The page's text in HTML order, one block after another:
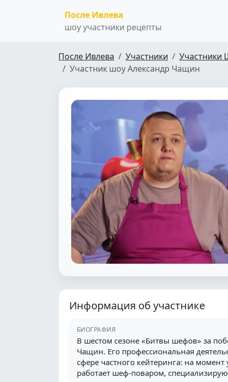
После Ивлева
шоу участники рецепты
После Ивлева Участники Участники
Участник шоу Александр Чащин
Информация об участнике
БИОГРАФИЯ
В шестом сезоне «Битвы шефов» за
Чащин. Его профессиональная
сфере частного кейтеринга: на момент
работает шеф-поваром,